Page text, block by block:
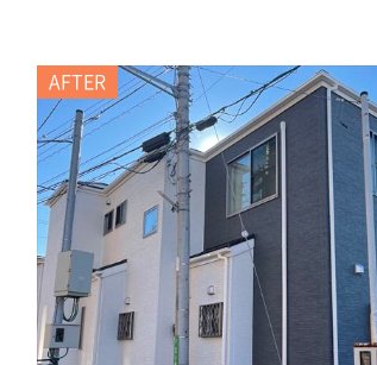
AFTER